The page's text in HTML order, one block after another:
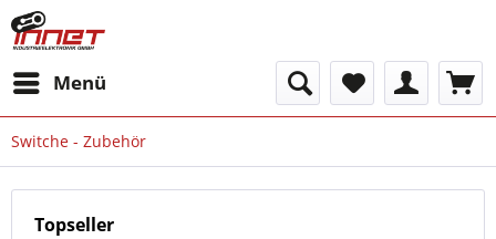
Menü
Switche - Zubehör
Topseller